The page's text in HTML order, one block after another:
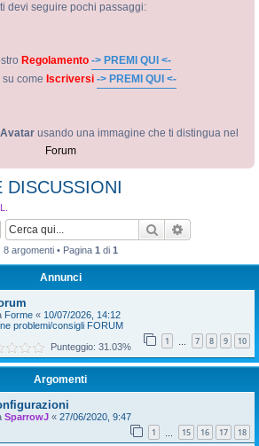
devi seguire pochi passaggi:
Regolamento -> PREMI QUI <-
come Iscriversi -> PREMI QUI <-
Avatar usando una immagine che ti distingua nel
Forum
DISCUSSIONI
Cerca
8 argomenti • Pagina 1 di 1
Annunci
Forme « 10/07/2026, 14:12
problemi/consigli FORUM
1 7 8 9 10
Punteggio: 31.03%
Argomenti
SparrowJ « 27/06/2020, 9:47
1 15 16 17 18